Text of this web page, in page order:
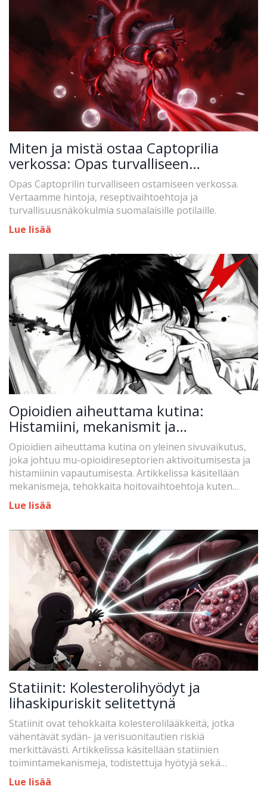
Miten ja mistä ostaa Captoprilia
verkossa: Opas turvalliseen
hankintaan
Opas Captoprilin turvalliseen ostamiseen verkossa.
Vertaamme hintoja, reseptivaihtoehtoja ja
turvallisuusnäkökulmia suomalaisille potilaille.
Lue lisää
Opioidien aiheuttama kutina:
Histamiini, mekanismit ja
hoitovaihtoehdot
Opioidien aiheuttama kutina on yleinen sivuvaikutus,
joka johtuu mu-opioidireseptorien aktivoitumisesta ja
histamiinin vapautumisesta. Artikkelissa käsitellään
mekanismeja, tehokkaita hoitovaihtoehtoja kuten
nalbufiinia sekä potilaskokemuksia.
Lue lisää
Statiinit: Kolesterolihyödyt ja
lihaskipuriskit selitettynä
Statiinit ovat tehokkaita kolesterolilääkkeitä, jotka
vähentävät sydän- ja verisuonitautien riskiä
merkittävästi. Artikkelissa käsitellään statiinien
toimintamekanismeja, todistettuja hyötyjä sekä
lihaskipuihin liittyviä riskejä ja ratkaisuja.
Lue lisää